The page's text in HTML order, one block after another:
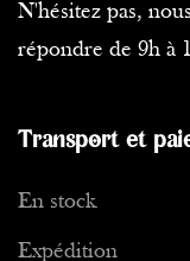
N'hésitez pas,
répondre de 9h à
Transport et
En stock
Expédition